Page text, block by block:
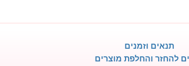
תנאים וזמנים
להחזר והחלפת מוצרים